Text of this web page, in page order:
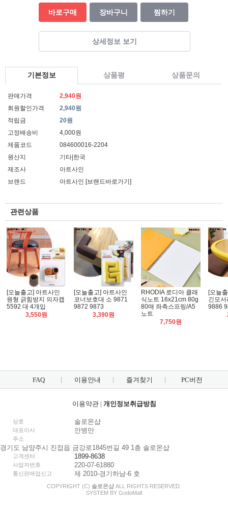
바로구매 장바구니 찜하기
상세정보 보기
기본정보 상품평 상품문의
판매가격
2,940원
회원할인가격
2,940원
적립금
20원
고정배송비
4,000원
제품코드
084600016-2204
원산지
기타|한국
제조사
아트사인
브랜드
아트사인 [브랜드바로가기]
관련상품
[오늘출고] 아트사인
원형 긁힘방지 의자캡
5592 대 4개입
3,550원
[오늘출고] 아트사인
코너보호대 소 9871
9872 9873
3,390원
RHODIA 로디아 클래
식노트 16x21cm 80g
80매 좌측스프링/A5
노트
7,750원
[오늘
긴모
9886
FAQ 이용안내 즐겨찾기 PC버전
이용약관| 개인정보취급방침
상호 솔로몬샵
대표이사 안병만
주소
경기도 남양주시 진접읍 금강로1845번길 49 1층 솔로몬샵
고객센터 1899-8638
사업자번호 220-07-61880
통신판매업신고 제 2010-경기하남-6 호
COPYRIGHT (C) 솔로몬샵 ALL RIGHTS RESERVED.
SYSTEM BY GodoMall